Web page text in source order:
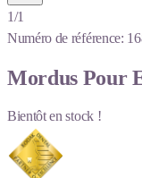
1/1
Numéro de référence:
Mordus Pour
Bientôt en stock !